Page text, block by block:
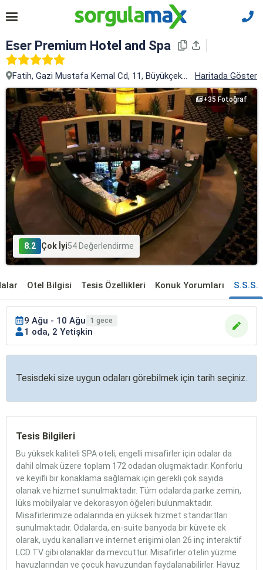
Eser Premium Hotel and Spa
Fatih, Gazi Mustafa Kemal Cd, 11, Büyükçekmece, İstanbul
Haritada Göster
8.2 Çok İyi54 Değerlendirme
+35 Fotoğraf
Otel Bilgisi Tesis Özellikleri Konuk Yorumları S.S.S.
9 Ağu - 10 Ağu 1 gece
1 oda, 2 Yetişkin
Tesisdeki size uygun odaları görebilmek için tarih seçiniz.
Tesis Bilgileri
Bu yüksek kaliteli SPA oteli, engelli misafirler için odalar da
dahil olmak üzere toplam 172 odadan oluşmaktadır. Konforlu
ve keyifli bir konaklama sağlamak için gerekli çok sayıda
olanak ve hizmet sunulmaktadır. Tüm odalarda parke zemin,
lüks mobilyalar ve dekorasyon öğeleri bulunmaktadır.
Misafirlerimize odalarında en yüksek hizmet standartları
sunulmaktadır. Odalarda, en-suite banyoda bir küvete ek
olarak, uydu kanalları ve internet erişimi olan 26 inç interaktif
LCD TV gibi olanaklar da mevcuttur. Misafirler otelin yüzme
havuzlarından ve çocuk havuzundan faydalanabilirler. Havuz